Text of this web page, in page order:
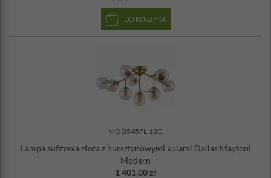
DO KOSZYKA
MOD545PL-12G
Lampa sufitowa złota z bursztynowymi kulami Dallas Maytoni
Modern
1 401,00 zł